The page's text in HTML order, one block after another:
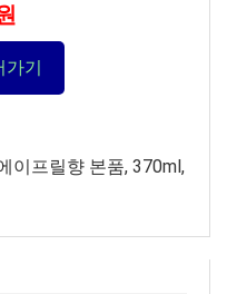
가기
이프릴향 본품, 370ml,